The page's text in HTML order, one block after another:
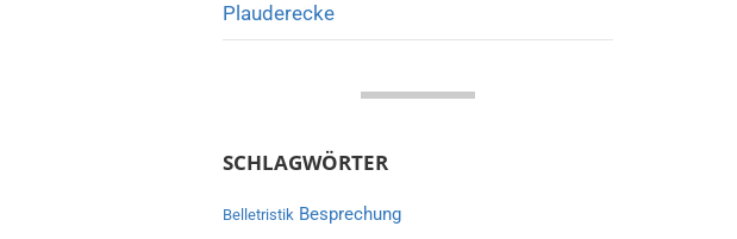
Plauderecke
SCHLAGWÖRTER
Belletristik Besprechung